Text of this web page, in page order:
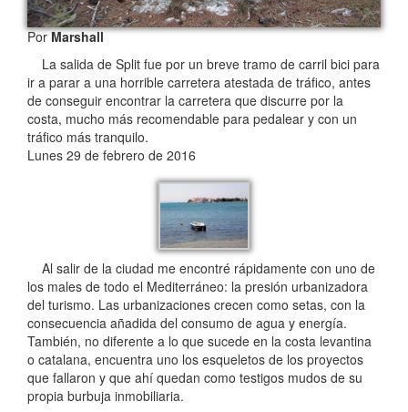
PorMarshall
La salida de Split fue por un breve tramo de carril bici para
ir a parar a una horrible carretera atestada de tráfico, antes
de conseguir encontrar la carretera que discurre por la
costa, mucho más recomendable para pedalear y con un
tráfico más tranquilo.
Lunes 29 de febrero de 2016
Al salir de la ciudad me encontré rápidamente con uno de
los males de todo el Mediterráneo: la presión urbanizadora
del turismo. Las urbanizaciones crecen como setas, con la
consecuencia añadida del consumo de agua y energía.
También, no diferente a lo que sucede en la costa levantina
o catalana, encuentra uno los esqueletos de los proyectos
que fallaron y que ahí quedan como testigos mudos de su
propia burbuja inmobiliaria.